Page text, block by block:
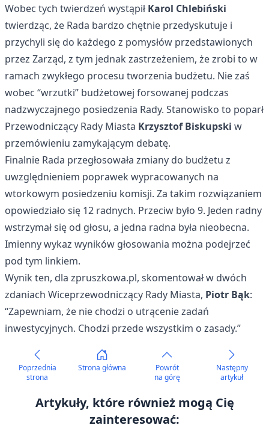
Wobec tych twierdzeń wystąpił Karol Chlebiński
twierdząc, że Rada bardzo chętnie przedyskutuje i
przychyli się do każdego z pomysłów przedstawionych
przez Zarząd, z tym jednak zastrzeżeniem, że zrobi to w
ramach zwykłego procesu tworzenia budżetu. Nie zaś
wobec “wrzutki” budżetowej forsowanej podczas
nadzwyczajnego posiedzenia Rady. Stanowisko to poparł
Przewodniczący Rady Miasta Krzysztof Biskupski w
przemówieniu zamykającym debatę.
Finalnie Rada przegłosowała zmiany do budżetu z
uwzględnieniem poprawek wypracowanych na
wtorkowym posiedzeniu komisji. Za takim rozwiązaniem
opowiedziało się 12 radnych. Przeciw było 9. Jeden radny
wstrzymał się od głosu, a jedna radna była nieobecna.
Imienny wykaz wyników głosowania można podejrzeć
pod tym linkiem.
Wynik ten, dla zpruszkowa.pl, skomentował w dwóch
zdaniach Wiceprzewodniczący Rady Miasta, Piotr Bąk:
“Zapewniam, że nie chodzi o utrącenie zadań
inwestycyjnych. Chodzi przede wszystkim o zasady.”
Poprzednia
strona
Strona główna
Powrót
na górę
Następny
artykuł
Artykuły, które również mogą Cię
zainteresować: